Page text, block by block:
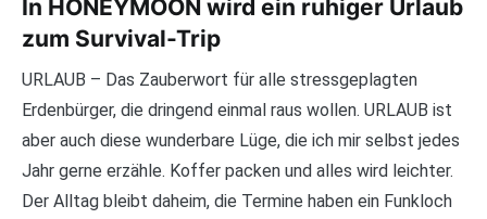
In HONEYMOON wird ein ruhiger Urlaub
zum Survival-Trip
URLAUB – Das Zauberwort für alle stressgeplagten
Erdenbürger, die dringend einmal raus wollen. URLAUB ist
aber auch diese wunderbare Lüge, die ich mir selbst jedes
Jahr gerne erzähle. Koffer packen und alles wird leichter.
Der Alltag bleibt daheim, die Termine haben ein Funkloch